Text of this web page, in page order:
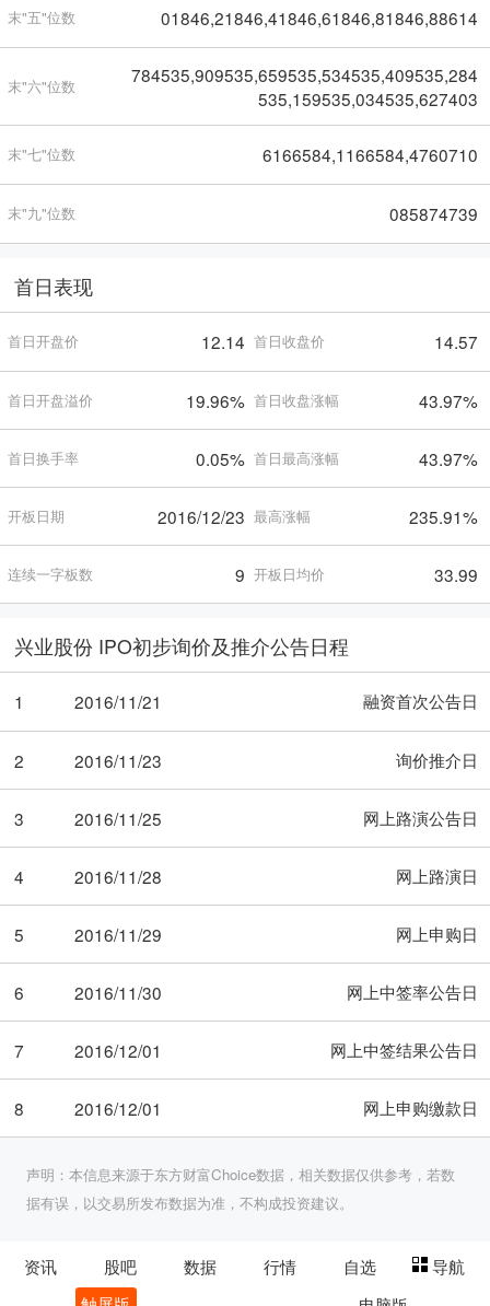
末"五"位数 01846,21846,41846,61846,81846,88614
末"六"位数
784535,909535,659535,534535,409535,284
535,159535,034535,627403
末"七"位数 6166584,1166584,4760710
末"九"位数 085874739
首日表现
首日开盘价 12.14 首日收盘价 14.57
首日开盘溢价 19.96% 首日收盘涨幅 43.97%
首日换手率 0.05% 首日最高涨幅 43.97%
开板日期 2016/12/23 最高涨幅 235.91%
连续一字板数 9 开板日均价 33.99
兴业股份 IPO初步询价及推介公告日程
1 2016/11/21 融资首次公告日
2 2016/11/23 询价推介日
3 2016/11/25 网上路演公告日
4 2016/11/28 网上路演日
5 2016/11/29 网上申购日
6 2016/11/30 网上中签率公告日
7 2016/12/01 网上中签结果公告日
8 2016/12/01 网上申购缴款日
声明：本信息来源于东方财富Choice数据，相关数据仅供参考，若数
据有误，以交易所发布数据为准，不构成投资建议。
资讯 股吧 数据 行情 自选
导航